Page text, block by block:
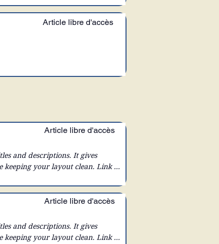
Article libre d'accès
Article libre d'accès
and descriptions. It gives
keeping your layout clean. Link
Article libre d'accès
and descriptions. It gives
keeping your layout clean. Link